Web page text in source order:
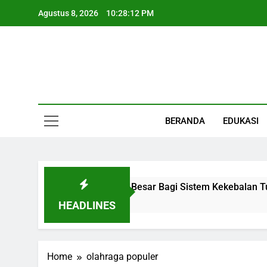
Agustus 8, 2026 10:28:13 PM
BERANDA EDUKASI
HEADLINES
Kecil Dengan Peran Besar Bagi Sistem Kekebalan
Home olahraga populer